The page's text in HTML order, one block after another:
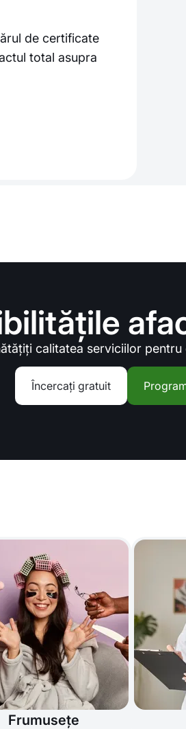
de certificate
total asupra
calitatea serviciilor
Încercați gratuit
Frumusețe